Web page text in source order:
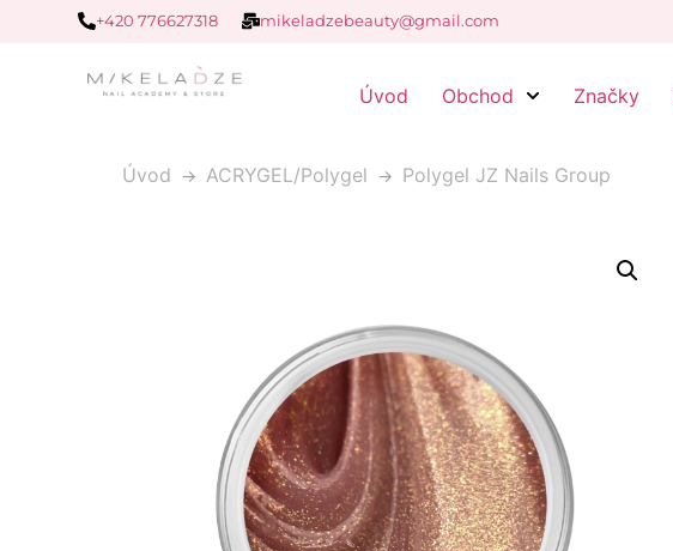
+420 776627318 mikeladzebeauty@gmail.com
Úvod Obchod Značky
Úvod ACRYGEL/Polygel Polygel JZ Nails Group